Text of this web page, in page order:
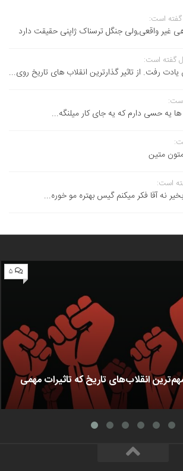
است:
غیر واقعی,ولی جنگل ترسناک ژاپنی حقیقت دارد
گفته است:
یادت رفت. از تاثیر گذارترین انقلاب های تاریخ روی...
یه حسی دارم که یه جای کار میلنگه...
متین
نه آقا فکر میکنم گیس بهتره مو خوره...
۵
انقلاب‌های تاریخ که تاثیرات مهمی